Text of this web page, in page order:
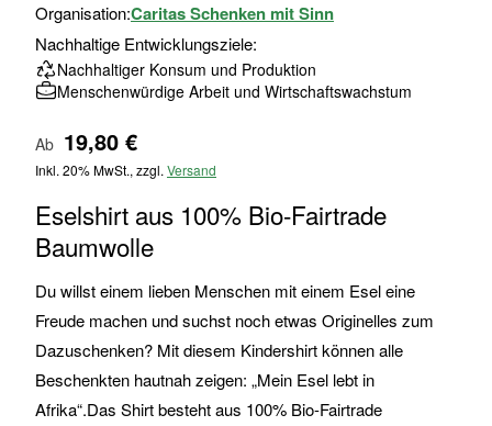
springen
Organisation:Caritas Schenken mit Sinn
Nachhaltige Entwicklungsziele:
Nachhaltiger Konsum und Produktion
Menschenwürdige Arbeit und Wirtschaftswachstum
Ab 19,80 €
Inkl. 20% MwSt., zzgl. Versand
Eselshirt aus 100% Bio-Fairtrade
Baumwolle
Du willst einem lieben Menschen mit einem Esel eine
Freude machen und suchst noch etwas Originelles zum
Dazuschenken? Mit diesem Kindershirt können alle
Beschenkten hautnah zeigen: „Mein Esel lebt in
Afrika“.Das Shirt besteht aus 100% Bio-Fairtrade